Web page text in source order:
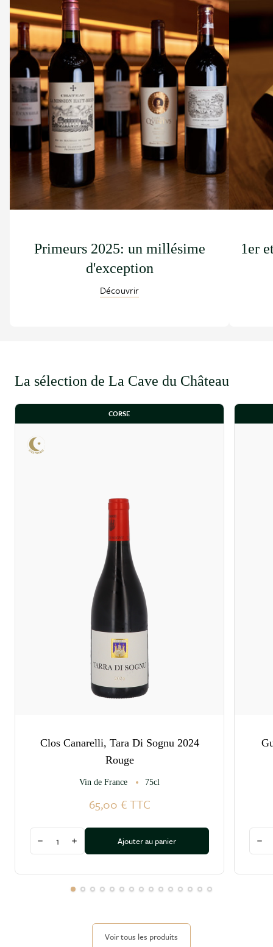
Primeurs 2025: un millésime
d'exception
Découvrir
1er
La sélection de La Cave du Château
CORSE
Clos Canarelli, Tara Di Sognu 2024
Rouge
Vin de France 75cl
65,00 € TTC
Diminuer la quantité
Augmenter la quantité
Ajouter au panier
Voir tous les produits